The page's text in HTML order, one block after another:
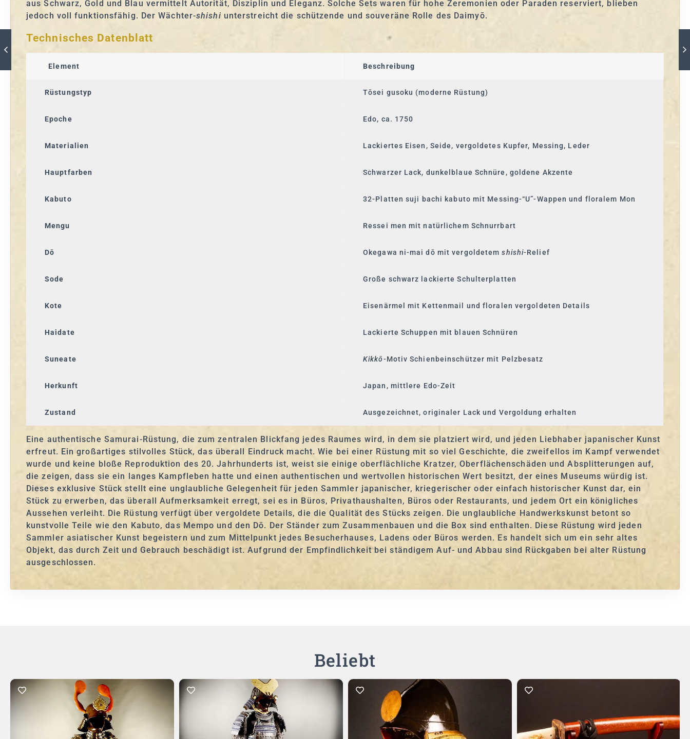
aus Schwarz, Gold und Blau vermittelt Autorität, Disziplin und Eleganz. Solche Sets waren für hohe Zeremonien oder Paraden reserviert, blieben
jedoch voll funktionsfähig. Der Wächter-shishi unterstreicht die schützende und souveräne Rolle des Daimyō.
Technisches Datenblatt
Element Beschreibung
Rüstungstyp Tōsei gusoku (moderne Rüstung)
Epoche Edo, ca. 1750
Materialien Lackiertes Eisen, Seide, vergoldetes Kupfer, Messing, Leder
Hauptfarben Schwarzer Lack, dunkelblaue Schnüre, goldene Akzente
Kabuto 32-Platten suji bachi kabuto mit Messing-“U”-Wappen und floralem Mon
Mengu Ressei men mit natürlichem Schnurrbart
Dō Okegawa ni-mai dō mit vergoldetemshishi-Relief
Sode Große schwarz lackierte Schulterplatten
Kote Eisenärmel mit Kettenmail und floralen vergoldeten Details
Haidate Lackierte Schuppen mit blauen Schnüren
Suneate Kikkō-Motiv Schienbeinschützer mit Pelzbesatz
Herkunft Japan, mittlere Edo-Zeit
Zustand Ausgezeichnet, originaler Lack und Vergoldung erhalten
Eine authentische Samurai-Rüstung, die zum zentralen Blickfang jedes Raumes wird, in dem sie platziert wird, und jeden Liebhaber japanischer Kunst
erfreut. Ein großartiges stilvolles Stück, das überall Eindruck macht. Wie bei einer Rüstung mit so viel Geschichte, die zweifellos im Kampf verwendet
wurde und keine bloße Reproduktion des 20. Jahrhunderts ist, weist sie einige oberflächliche Kratzer, Oberflächenschäden und Absplitterungen auf,
die zeigen, dass sie ein langes Kampfleben hatte und einen authentischen und wertvollen historischen Wert besitzt, der eines Museums würdig ist.
Dieses exklusive Stück stellt eine unglaubliche Gelegenheit für jeden Sammler japanischer, kriegerischer oder einfach historischer Kunst dar, ein
Stück zu erwerben, das überall Aufmerksamkeit erregt, sei es in Büros, Privathaushalten, Büros oder Restaurants, und jedem Ort ein königliches
Aussehen verleiht. Die Rüstung verfügt über vergoldete Details, die die Qualität des Stücks zeigen. Die unglaubliche Handwerkskunst betont so
kunstvolle Teile wie den Kabuto, das Mempo und den Dō. Der Ständer zum Zusammenbauen und die Box sind enthalten. Diese Rüstung wird jeden
Sammler asiatischer Kunst begeistern und zum Mittelpunkt jedes Besucherhauses, Ladens oder Büros werden. Es handelt sich um ein sehr altes
Objekt, das durch Zeit und Gebrauch beschädigt ist. Aufgrund der Empfindlichkeit bei ständigem Auf- und Abbau sind Rückgaben bei alter Rüstung
ausgeschlossen.
Beliebt
In den Warenkorb In den Warenkorb In den Warenkorb In den Warenkorb